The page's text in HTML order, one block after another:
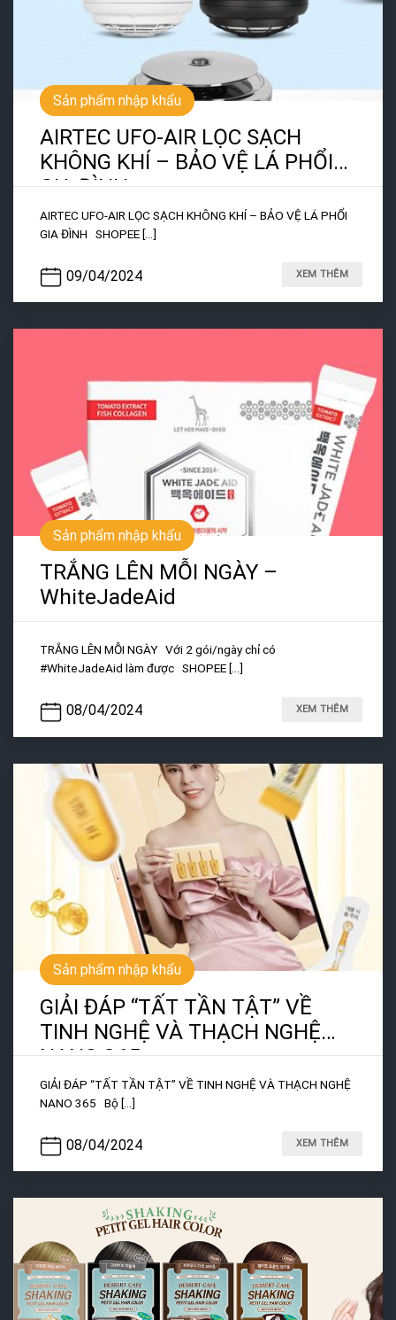
Sản phẩm nhập khẩu
AIRTEC UFO-AIR LỌC SẠCH
KHÔNG KHÍ – BẢO VỆ LÁ PHỔI
GIA ĐÌNH
09/04/2024
AIRTEC UFO-AIR LỌC SẠCH KHÔNG KHÍ – BẢO VỆ LÁ PHỔI
GIA ĐÌNH SHOPEE [...]
XEM THÊM
Sản phẩm nhập khẩu
TRẮNG LÊN MỖI NGÀY –
WhiteJadeAid
08/04/2024
TRẮNG LÊN MỖI NGÀY Với 2 gói/ngày chỉ có
#WhiteJadeAid làm được SHOPEE [...]
XEM THÊM
Sản phẩm nhập khẩu
GIẢI ĐÁP “TẤT TẦN TẬT” VỀ
TINH NGHỆ VÀ THẠCH NGHỆ
NANO 365
08/04/2024
GIẢI ĐÁP “TẤT TẦN TẬT” VỀ TINH NGHỆ VÀ THẠCH NGHỆ
NANO 365 Bộ [...]
XEM THÊM